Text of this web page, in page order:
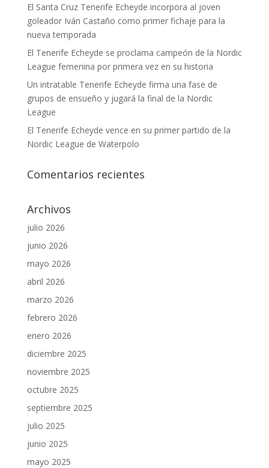
El Santa Cruz Tenerife Echeyde incorpora al joven
goleador Iván Castaño como primer fichaje para la
nueva temporada
El Tenerife Echeyde se proclama campeón de la Nordic
League femenina por primera vez en su historia
Un intratable Tenerife Echeyde firma una fase de
grupos de ensueño y jugará la final de la Nordic
League
El Tenerife Echeyde vence en su primer partido de la
Nordic League de Waterpolo
Comentarios recientes
Archivos
julio 2026
junio 2026
mayo 2026
abril 2026
marzo 2026
febrero 2026
enero 2026
diciembre 2025
noviembre 2025
octubre 2025
septiembre 2025
julio 2025
junio 2025
mayo 2025